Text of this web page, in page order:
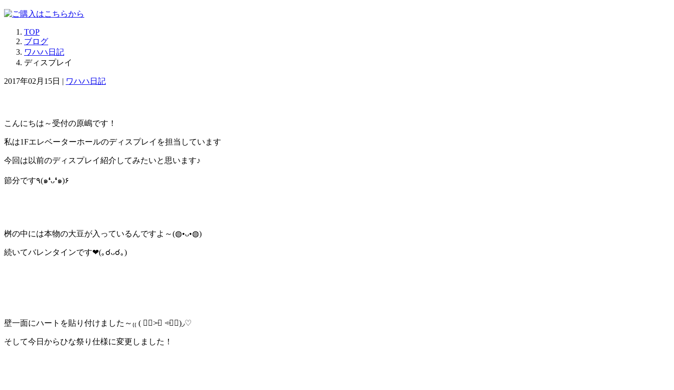
TOP
ブログ
ワハハ日記
ディスプレイ
2017年02月15日 | ワハハ日記
こんにちは～受付の原嶋です！
私は1Fエレベーターホールのディスプレイを担当しています
今回は以前のディスプレイ紹介してみたいと思います♪
節分です٩(๑❛ᴗ❛๑)۶
桝の中には本物の大豆が入っているんですよ～(◍•ᴗ•◍)
続いてバレンタインです❤(｡☌ᴗ☌｡)
壁一面にハートを貼り付けました～₍₍ ( ๑॔˃̶◡ ˂̶๑॓)◞♡
そして今日からひな祭り仕様に変更しました！